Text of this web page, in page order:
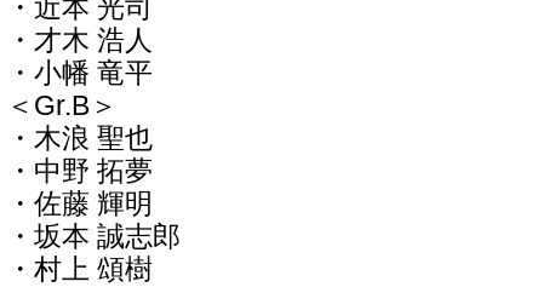
・近本 光司
・才木 浩人
・小幡 竜平
＜Gr.B＞
・木浪 聖也
・中野 拓夢
・佐藤 輝明
・坂本 誠志郎
・村上 頌樹